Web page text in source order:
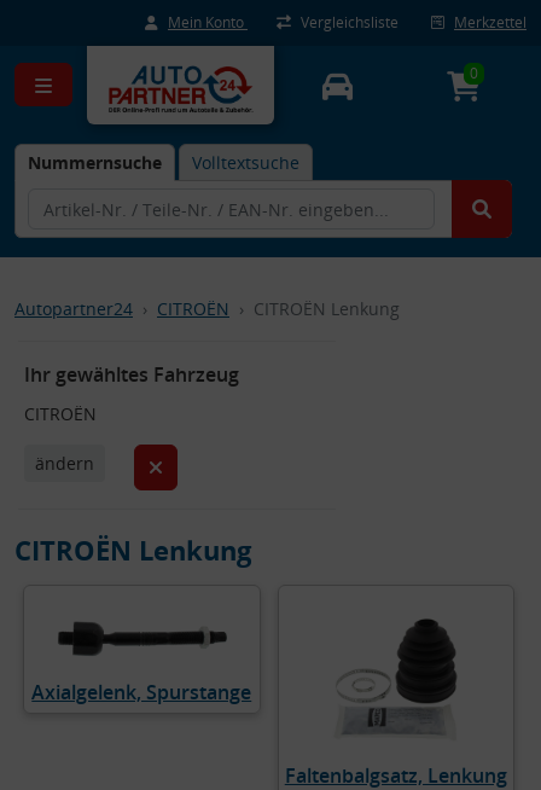
Mein Konto Vergleichsliste Merkzettel
Nummernsuche Volltextsuche
0
Autopartner24 CITROËN CITROËN Lenkung
Ihr gewähltes Fahrzeug
CITROËN
ändern
CITROËN Lenkung
Axialgelenk, Spurstange
Faltenbalgsatz, Lenkung